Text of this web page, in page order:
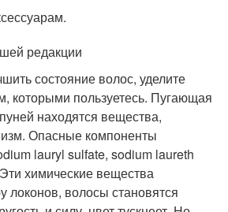
редакции
состояние волос, уделите
которыми пользуетесь. Пугающая
находятся вещества,
Опасные компоненты
lauryl sulfate, sodium laureth
химические вещества
локонов, волосы становятся